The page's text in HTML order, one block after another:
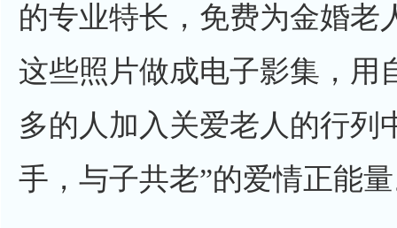
的专业特长，免费为金婚老
这些照片做成电子影集，用
多的人加入关爱老人的行列
手，与子共老”的爱情正能